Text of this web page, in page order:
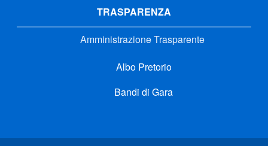
TRASPARENZA
Amministrazione Trasparente
Albo Pretorio
Bandi di Gara